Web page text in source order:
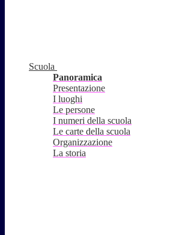
Scuola
Panoramica
Presentazione
I luoghi
Le persone
I numeri della scuola
Le carte della scuola
Organizzazione
La storia